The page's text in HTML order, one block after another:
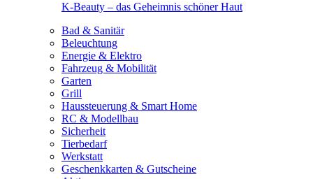
K-Beauty – das Geheimnis schöner Haut
Bad & Sanitär
Beleuchtung
Energie & Elektro
Fahrzeug & Mobilität
Garten
Grill
Haussteuerung & Smart Home
RC & Modellbau
Sicherheit
Tierbedarf
Werkstatt
Geschenkkarten & Gutscheine